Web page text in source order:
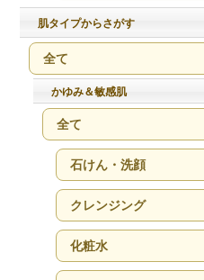
肌タイプからさがす
全て
かゆみ＆敏感肌
全て
石けん・洗顔
クレンジング
化粧水